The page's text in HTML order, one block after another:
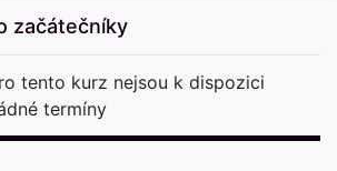
začátečníky
tento kurz nejsou k dispozici
termíny